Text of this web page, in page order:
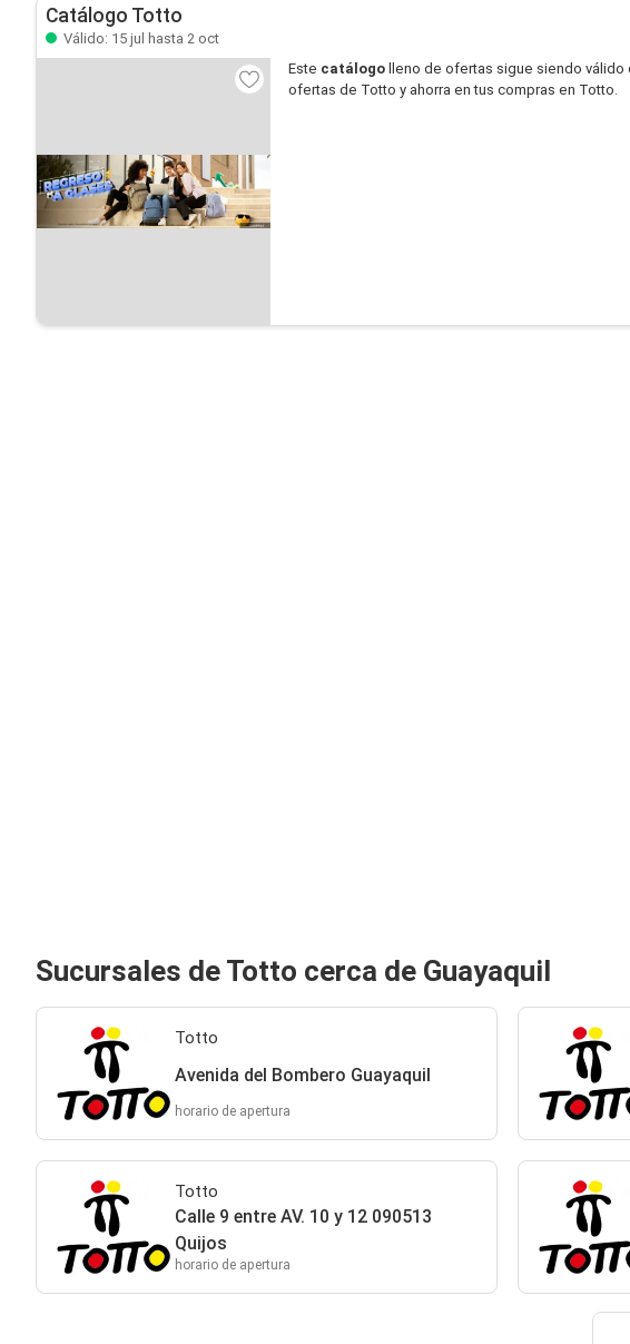
Catálogo Totto
Válido: 15 jul hasta 2 oct
Este catálogo lleno de ofertas sigue siendo válido
ofertas de Totto y ahorra en tus compras en Totto.
Sucursales de Totto cerca de Guayaquil
Totto
Avenida del Bombero Guayaquil
horario de apertura
Totto
Calle 9 entre AV. 10 y 12 090513
Quijos
horario de apertura